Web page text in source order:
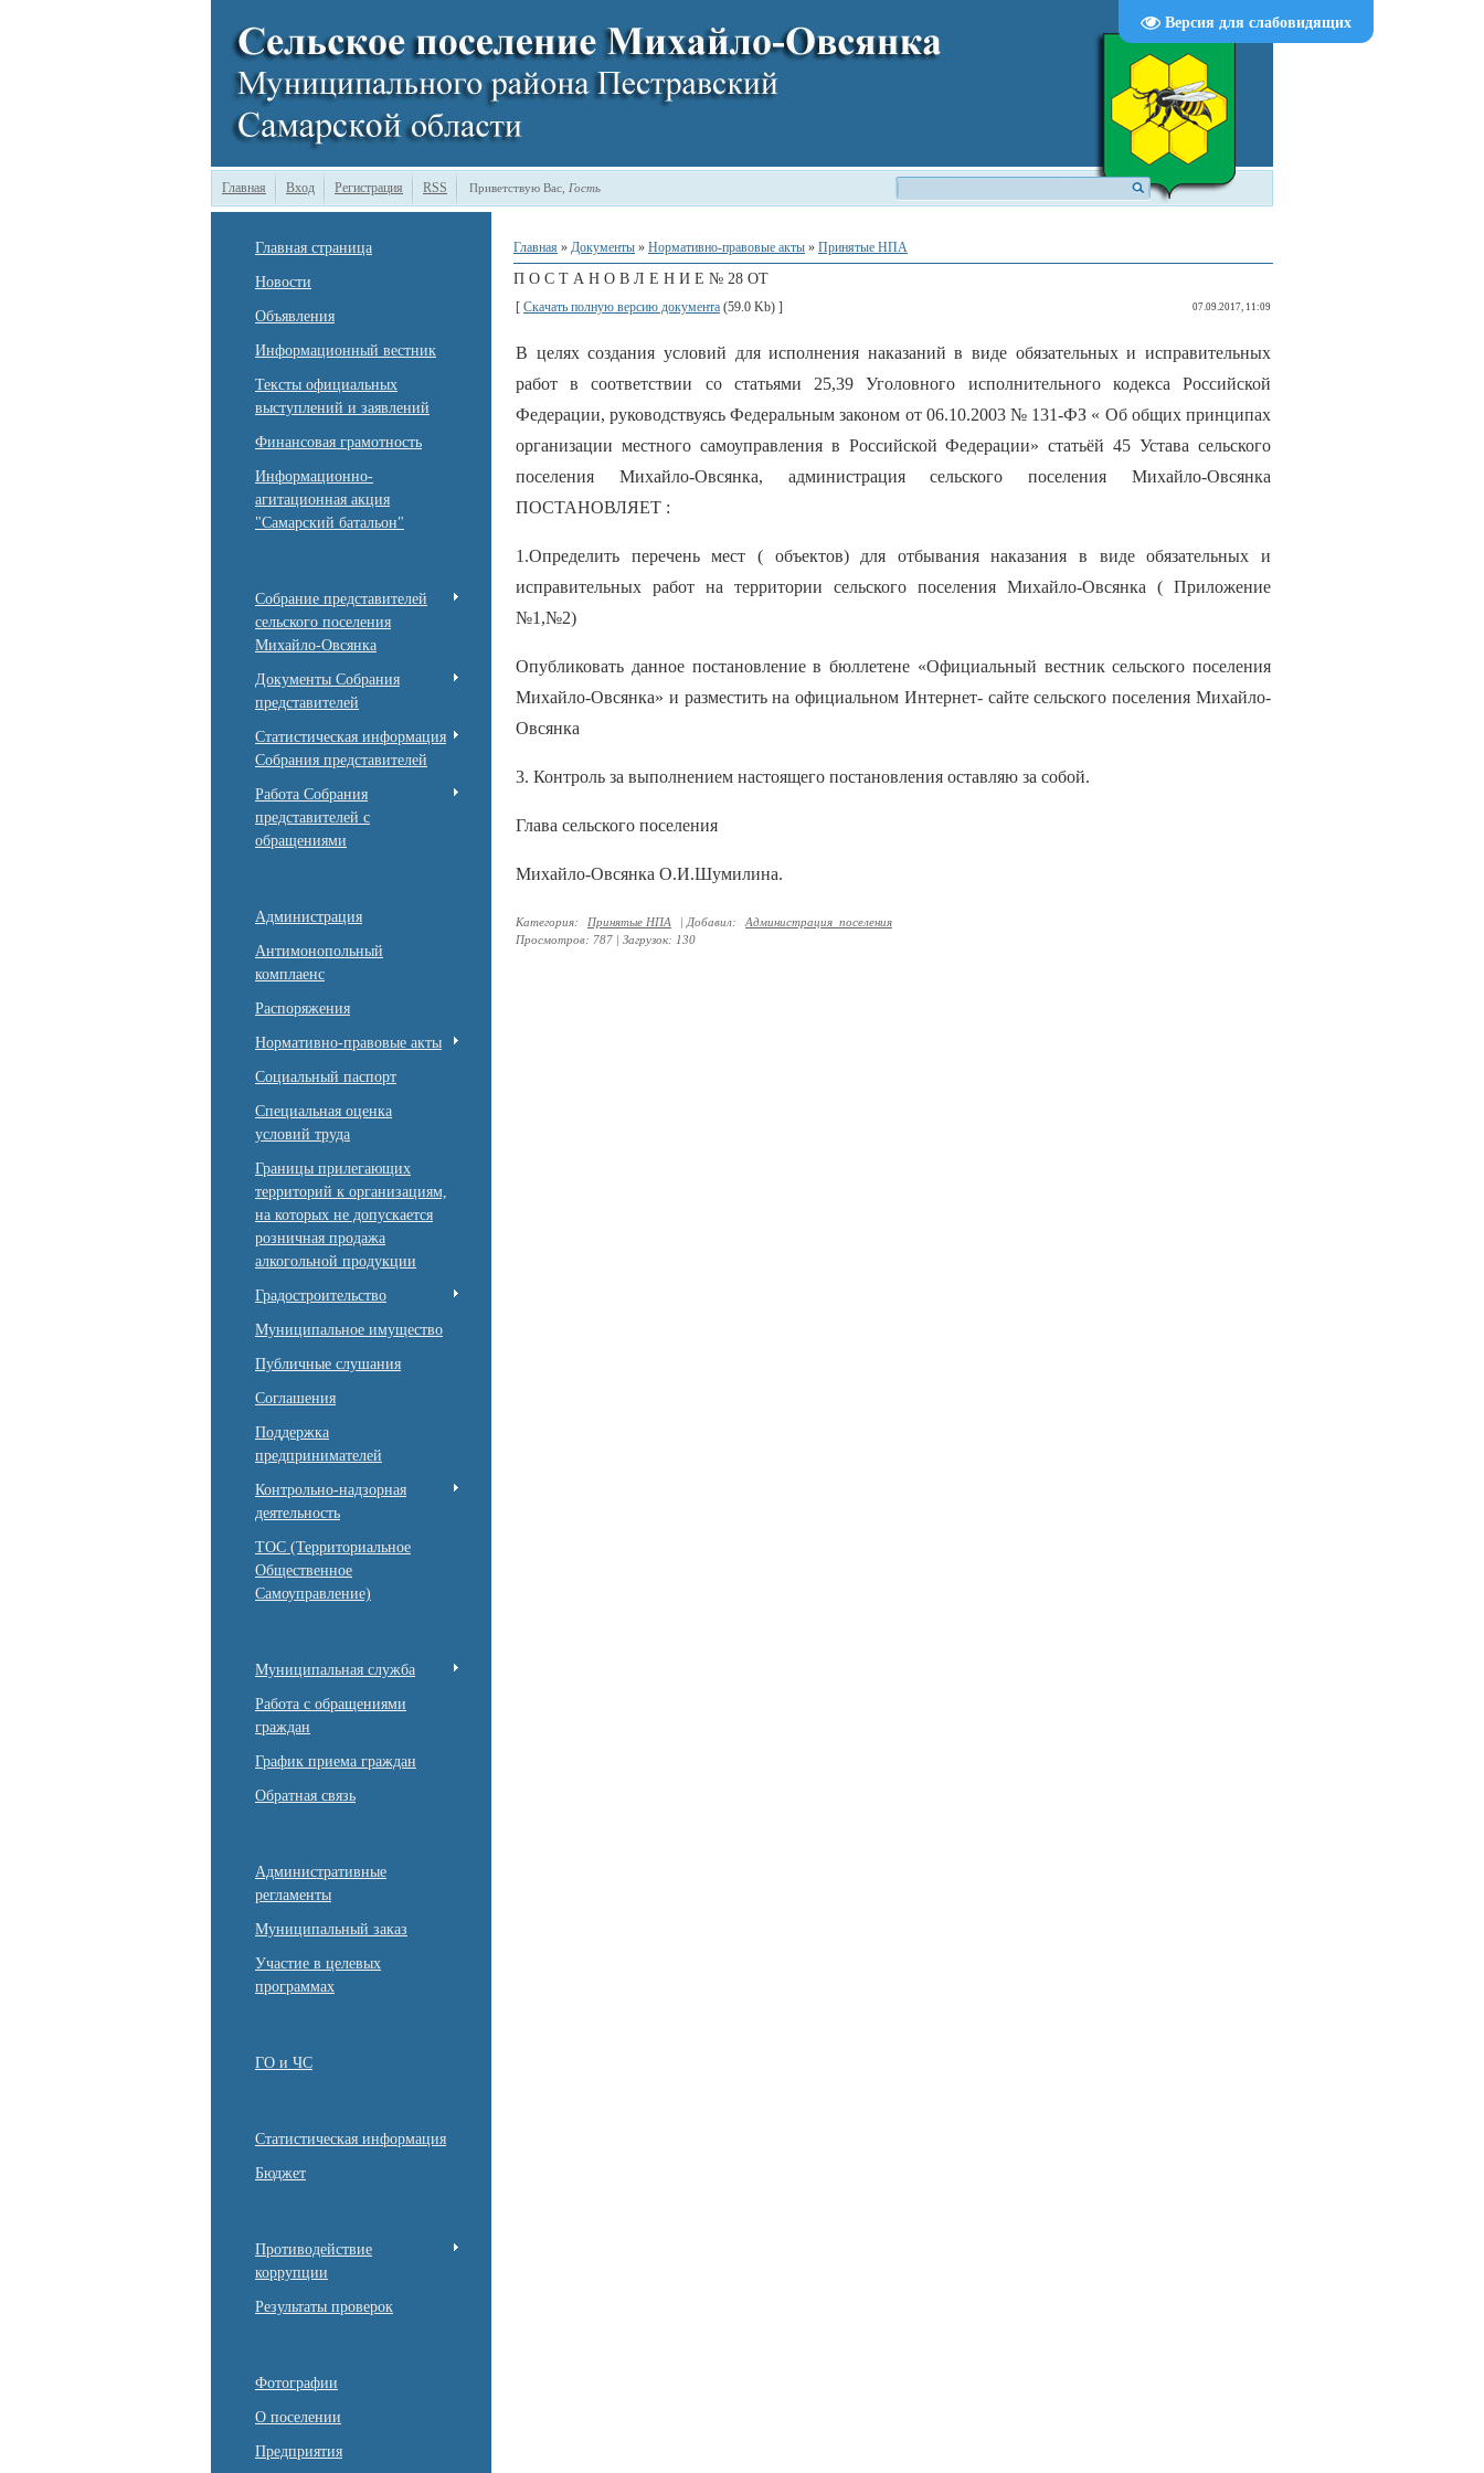
Версия для слабовидящих
Главная Вход Регистрация RSS Приветствую Вас Гость
Главная страница
Новости
Объявления
Информационный вестник
Тексты официальных
выступлений и заявлений
Финансовая грамотность
Информационно-
агитационная акция
"Самарский батальон"
Собрание представителей
сельского поселения
Михайло-Овсянка
Документы Собрания
представителей
Статистическая информация
Собрания представителей
Работа Собрания
представителей с
обращениями
Администрация
Антимонопольный
комплаенс
Распоряжения
Нормативно-правовые акты
Социальный паспорт
Специальная оценка
условий труда
Границы прилегающих
территорий к организациям,
на которых не допускается
розничная продажа
алкогольной продукции
Градостроительство
Муниципальное имущество
Публичные слушания
Соглашения
Поддержка
предпринимателей
Контрольно-надзорная
деятельность
ТОС (Территориальное
Общественное
Самоуправление)
Муниципальная служба
Работа с обращениями
граждан
График приема граждан
Обратная связь
Административные
регламенты
Муниципальный заказ
Участие в целевых
программах
ГО и ЧС
Статистическая информация
Бюджет
Противодействие
коррупции
Результаты проверок
Фотографии
О поселении
Предприятия
Главная » Документы » Нормативно-правовые акты » Принятые НПА
П О С Т А Н О В Л Е Н И Е № 28 ОТ
[ Скачать полную версию документа (59.0 Kb) ] 07.09.2017, 11:09
В целях создания условий для исполнения наказаний в виде обязательных и исправительных
работ в соответствии со статьями 25,39 Уголовного исполнительного кодекса Российской
Федерации, руководствуясь Федеральным законом от 06.10.2003 № 131-ФЗ « Об общих принципах
организации местного самоуправления в Российской Федерации» статьёй 45 Устава сельского
поселения Михайло-Овсянка, администрация сельского поселения Михайло-Овсянка
ПОСТАНОВЛЯЕТ :
1.Определить перечень мест ( объектов) для отбывания наказания в виде обязательных и
исправительных работ на территории сельского поселения Михайло-Овсянка ( Приложение
№1,№2)
Опубликовать данное постановление в бюллетене «Официальный вестник сельского поселения
Михайло-Овсянка» и разместить на официальном Интернет- сайте сельского поселения Михайло-
Овсянка
3. Контроль за выполнением настоящего постановления оставляю за собой.
Глава сельского поселения
Михайло-Овсянка О.И.Шумилина.
Категория: Принятые НПА | Добавил:
Администрация_поселения
Просмотров: 787 | Загрузок: 130